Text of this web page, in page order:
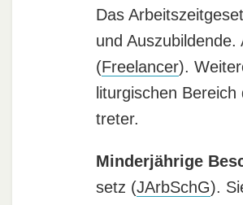
Das
und
(Freelancer).
lit­ur­gi­schen
tre­ter.
Minderjährige
setz (JAr­bSchG).